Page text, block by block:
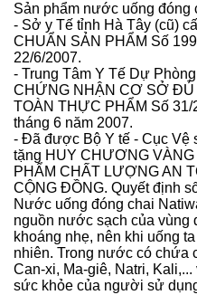
Sản phẩm nước uống đóng
- Sở y Tế tỉnh Hà Tây (cũ)
CHUẨN SẢN PHẨM Số
22/6/2007.
- Trung Tâm Y Tế Dự
CHỨNG NHẬN CƠ SỞ ĐỦ
TOÀN THỰC PHẨM Số
tháng 6 năm 2007.
- Đã được Bộ Y tế - Cục Vệ
tặng HUY CHƯƠNG
PHẨM CHẤT LƯỢNG AN
CỘNG ĐỒNG. Quyết định
Nước uống đóng chai
nguồn nước sạch của vùng
khoáng nhẹ, nên khi uống
nhiên. Trong nước có chứa
Can-xi, Ma-giê, Natri,
sức khỏe của người sử